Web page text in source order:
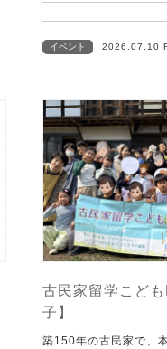
イベント 2026.07.10
古民家留学こど
子】
築150年の古民家で、